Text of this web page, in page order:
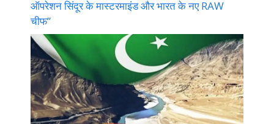
ऑपरेशन सिंदूर के मास्टरमाइंड और भारत के नए RAW
चीफ”